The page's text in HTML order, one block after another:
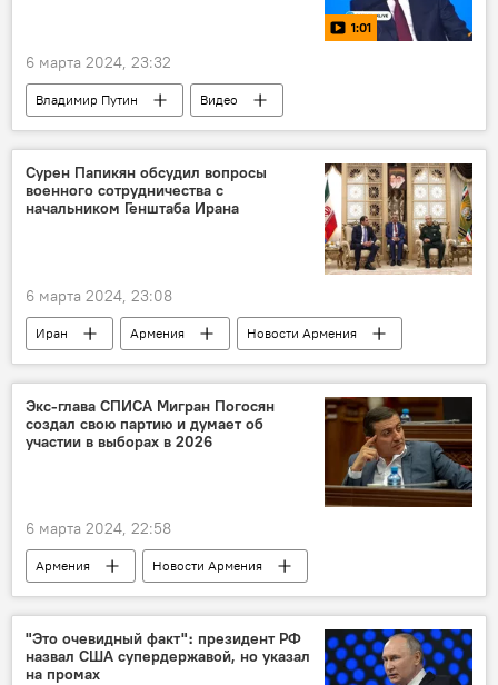
1:01
6 марта 2024, 23:32
Владимир Путин Видео
Сурен Папикян обсудил вопросы
военного сотрудничества с
начальником Генштаба Ирана
6 марта 2024, 23:08
Иран Армения
Новости Армения
оборона
Экс-глава СПИСА Мигран Погосян
создал свою партию и думает об
участии в выборах в 2026
6 марта 2024, 22:58
Армения
Новости Армения
Мигран Погосян
"Это очевидный факт"։ президент РФ
назвал США супердержавой, но указал
на промах